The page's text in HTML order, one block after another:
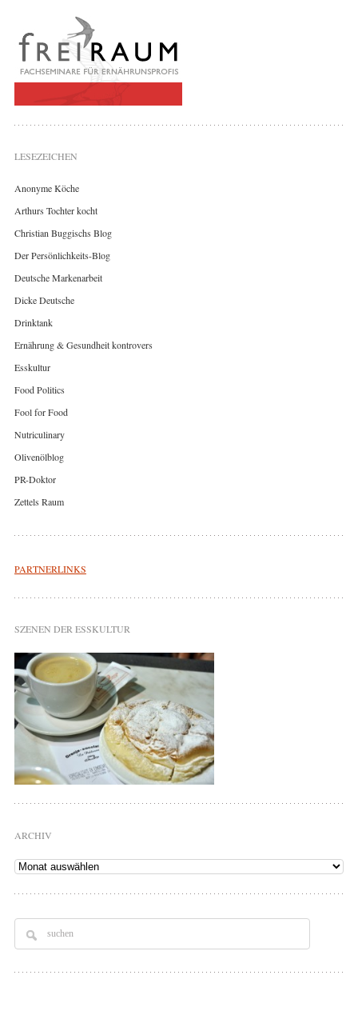
LESEZEICHEN
Anonyme Köche
Arthurs Tochter kocht
Christian Buggischs Blog
Der Persönlichkeits-Blog
Deutsche Markenarbeit
Dicke Deutsche
Drinktank
Ernährung & Gesundheit kontrovers
Esskultur
Food Politics
Fool for Food
Nutriculinary
Olivenölblog
PR-Doktor
Zettels Raum
PARTNERLINKS
SZENEN DER ESSKULTUR
ARCHIV
Archiv